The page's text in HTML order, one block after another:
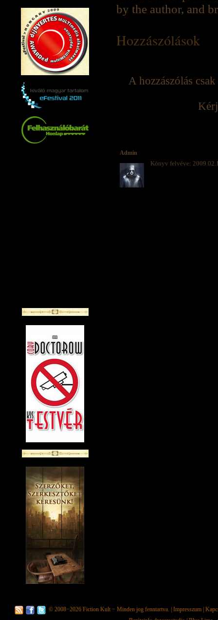
by the author, and
Hozzászólások
A hozzászólás
Admin
Könyv felvéve:
© 2008−2026 Fiction Kult − Minden jog fenntartva. | Impresszum